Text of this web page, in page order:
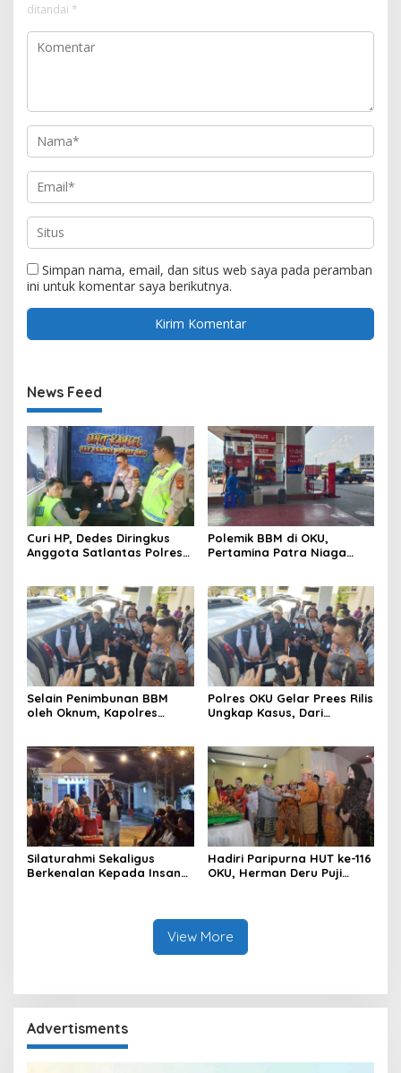
ditandai *
Simpan nama, email, dan situs web saya pada peramban
ini untuk komentar saya berikutnya.
News Feed
Curi HP, Dedes Diringkus
Anggota Satlantas Polres
Polemik BBM di OKU,
Pertamina Patra Niaga
BBM Subsidi dan Perkuat
Pengawasan di Kabupaten
Ogan Komering Ulu
Selain Penimbunan BBM
oleh Oknum, Kapolres
Niaga Bungkam
Polres OKU Gelar Prees Rilis
Ungkap Kasus, Dari
Silaturahmi Sekaligus
Berkenalan Kepada Insan
Hadiri Paripurna HUT ke-116
OKU, Herman Deru Puji
View More
Advertisments